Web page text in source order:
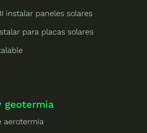
instalar paneles solares
para placas solares
geotermia
aerotermia